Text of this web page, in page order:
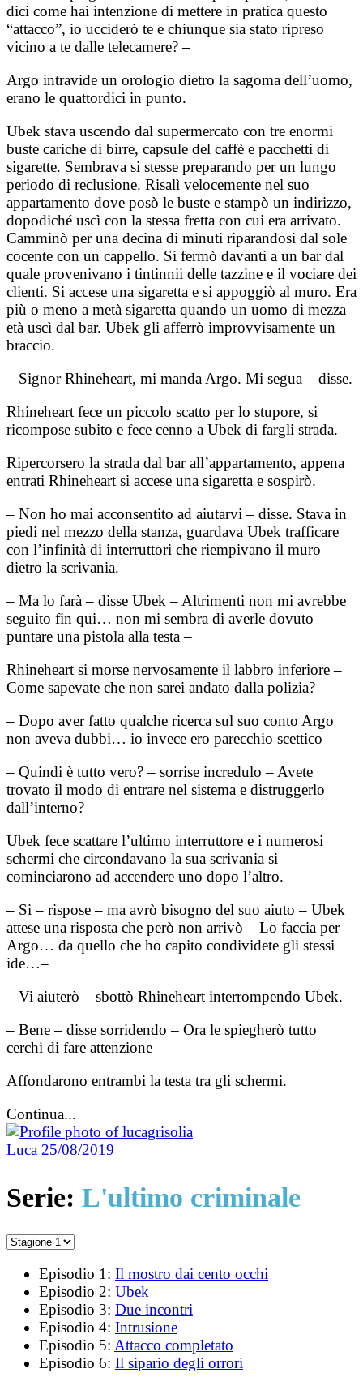
dici come hai intenzione di mettere in pratica questo
“attacco”, io ucciderò te e chiunque sia stato ripreso
vicino a te dalle telecamere? –
Argo intravide un orologio dietro la sagoma dell’uomo,
erano le quattordici in punto.
Ubek stava uscendo dal supermercato con tre enormi
buste cariche di birre, capsule del caffè e pacchetti di
sigarette. Sembrava si stesse preparando per un lungo
periodo di reclusione. Risalì velocemente nel suo
appartamento dove posò le buste e stampò un indirizzo,
dopodiché uscì con la stessa fretta con cui era arrivato.
Camminò per una decina di minuti riparandosi dal sole
cocente con un cappello. Si fermò davanti a un bar dal
quale provenivano i tintinnii delle tazzine e il vociare dei
clienti. Si accese una sigaretta e si appoggiò al muro. Era
più o meno a metà sigaretta quando un uomo di mezza
età uscì dal bar. Ubek gli afferrò improvvisamente un
braccio.
– Signor Rhineheart, mi manda Argo. Mi segua – disse.
Rhineheart fece un piccolo scatto per lo stupore, si
ricompose subito e fece cenno a Ubek di fargli strada.
Ripercorsero la strada dal bar all’appartamento, appena
entrati Rhineheart si accese una sigaretta e sospirò.
– Non ho mai acconsentito ad aiutarvi – disse. Stava in
piedi nel mezzo della stanza, guardava Ubek trafficare
con l’infinità di interruttori che riempivano il muro
dietro la scrivania.
– Ma lo farà – disse Ubek – Altrimenti non mi avrebbe
seguito fin qui… non mi sembra di averle dovuto
puntare una pistola alla testa –
Rhineheart si morse nervosamente il labbro inferiore –
Come sapevate che non sarei andato dalla polizia? –
– Dopo aver fatto qualche ricerca sul suo conto Argo
non aveva dubbi… io invece ero parecchio scettico –
– Quindi è tutto vero? – sorrise incredulo – Avete
trovato il modo di entrare nel sistema e distruggerlo
dall’interno? –
Ubek fece scattare l’ultimo interruttore e i numerosi
schermi che circondavano la sua scrivania si
cominciarono ad accendere uno dopo l’altro.
– Si – rispose – ma avrò bisogno del suo aiuto – Ubek
attese una risposta che però non arrivò – Lo faccia per
Argo… da quello che ho capito condividete gli stessi
ide…–
– Vi aiuterò – sbottò Rhineheart interrompendo Ubek.
– Bene – disse sorridendo – Ora le spiegherò tutto
cerchi di fare attenzione –
Affondarono entrambi la testa tra gli schermi.
Continua...
Luca 25/08/2019
Serie: L'ultimo criminale
Episodio 1: Il mostro dai cento occhi
Episodio 2: Ubek
Episodio 3: Due incontri
Episodio 4: Intrusione
Episodio 5: Attacco completato
Episodio 6: Il sipario degli orrori